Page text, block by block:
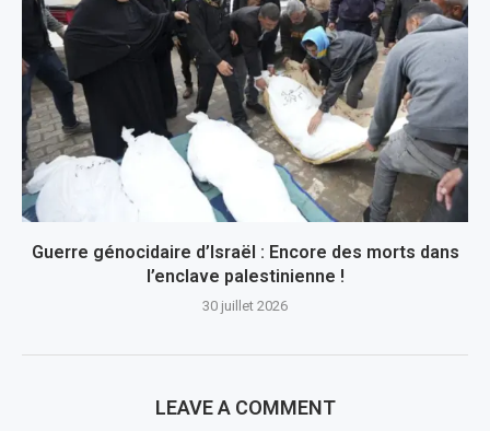
Guerre génocidaire d’Israël : Encore des morts dans
l’enclave palestinienne !
30 juillet 2026
LEAVE A COMMENT